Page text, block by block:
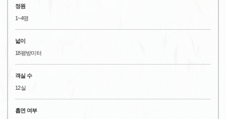
정원
1~4명
넓이
18평방미터
객실 수
12실
흡연 여부